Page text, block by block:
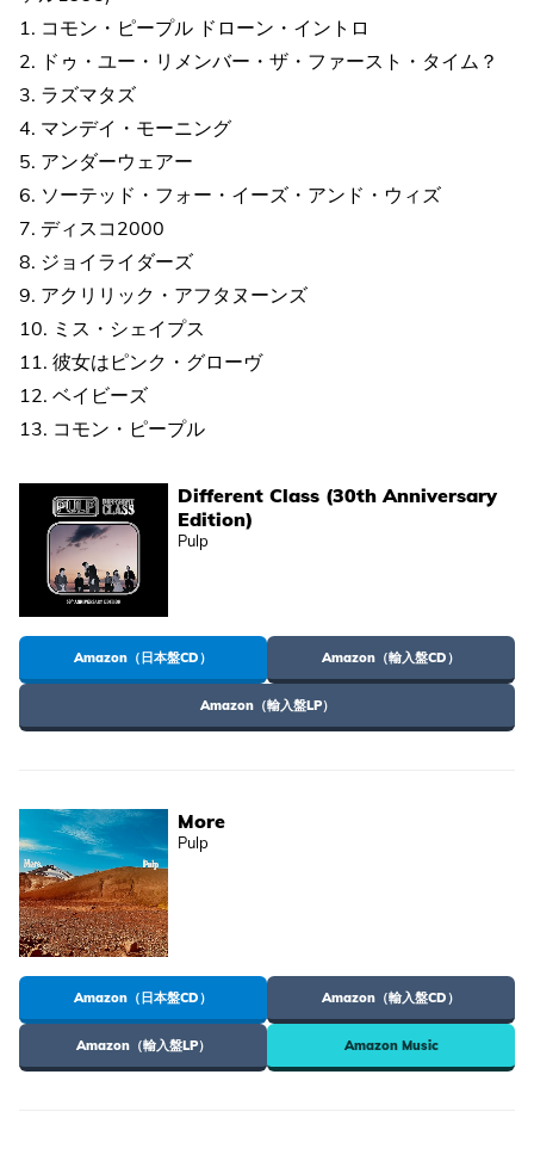
1. コモン・ピープル ドローン・イントロ
2. ドゥ・ユー・リメンバー・ザ・ファースト・タイム？
3. ラズマタズ
4. マンデイ・モーニング
5. アンダーウェアー
6. ソーテッド・フォー・イーズ・アンド・ウィズ
7. ディスコ2000
8. ジョイライダーズ
9. アクリリック・アフタヌーンズ
10. ミス・シェイプス
11. 彼女はピンク・グローヴ
12. ベイビーズ
13. コモン・ピープル
Different Class (30th Anniversary
Edition)
Pulp
Amazon（日本盤CD） Amazon（輸入盤CD）
Amazon（輸入盤LP）
More
Pulp
Amazon（日本盤CD） Amazon（輸入盤CD）
Amazon（輸入盤LP） Amazon Music